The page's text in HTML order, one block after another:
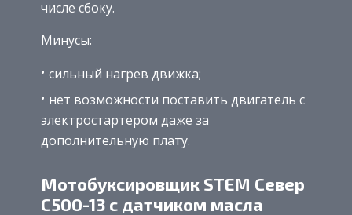
числе сбоку.
Минусы:
сильный нагрев движка;
нет возможности поставить двигатель с
электростартером даже за
дополнительную плату.
Мотобуксировщик STEM Север
С500-13 с датчиком масла